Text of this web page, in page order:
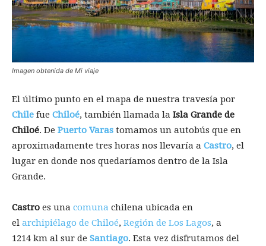
Imagen obtenida de Mi viaje
El último punto en el mapa de nuestra travesía por
Chile fue Chiloé, también llamada la Isla Grande de
Chiloé. De Puerto Varas tomamos un autobús que en
aproximadamente tres horas nos llevaría a Castro, el
lugar en donde nos quedaríamos dentro de la Isla
Grande.
Castro es una comuna chilena ubicada en
el archipiélago de Chiloé, Región de Los Lagos, a
1214 km al sur de Santiago. Esta vez disfrutamos del